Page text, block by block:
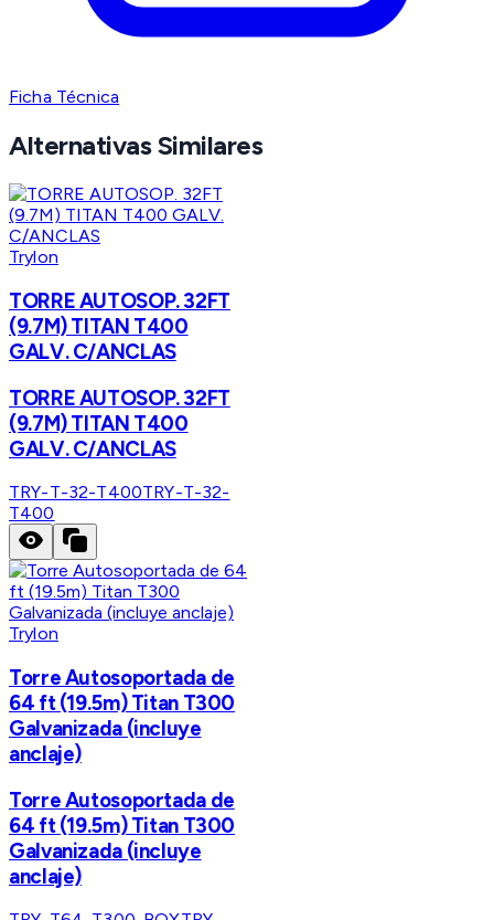
Ficha Técnica
Alternativas Similares
Trylon
TORRE AUTOSOP. 32FT
(9.7M) TITAN T400
GALV. C/ANCLAS
TORRE AUTOSOP. 32FT
(9.7M) TITAN T400
GALV. C/ANCLAS
TRY-T-32-T400TRY-T-32-
T400
Trylon
Torre Autosoportada de
64 ft (19.5m) Titan T300
Galvanizada (incluye
anclaje)
Torre Autosoportada de
64 ft (19.5m) Titan T300
Galvanizada (incluye
anclaje)